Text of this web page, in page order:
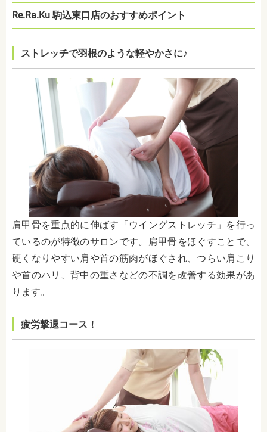
Re.Ra.Ku 駒込東口店のおすすめポイント
ストレッチで羽根のような軽やかさに♪
肩甲骨を重点的に伸ばす「ウイングストレッチ」を行っ
ているのが特徴のサロンです。肩甲骨をほぐすことで、
硬くなりやすい肩や首の筋肉がほぐされ、つらい肩こり
や首のハリ、背中の重さなどの不調を改善する効果があ
ります。
疲労撃退コース！